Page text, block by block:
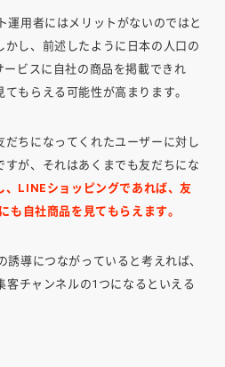
運用者にはメリットがないのではと
かし、前述したように日本の人口の
ビスに自社の商品を掲載できれ
もらえる可能性が高まります。
だちになってくれたユーザーに対し
すが、それはあくまでも友だちにな
、LINEショッピングであれば、友
も自社商品を見てもらえます。
誘導につながっていると考えれば、
客チャンネルの1つになるといえる